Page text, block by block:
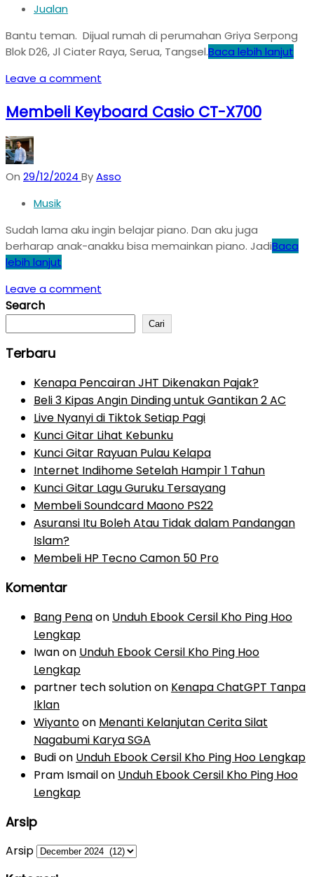
Jualan
Bantu teman. Dijual rumah di perumahan Griya Serpong
Blok D26, Jl Ciater Raya, Serua, Tangsel.Baca lebih lanjut
Leave a comment
Membeli Keyboard Casio CT-X700
On 29/12/2024 ByAsso
Musik
Sudah lama aku ingin belajar piano. Dan aku juga
berharap anak-anakku bisa memainkan piano. JadiBaca
lebih lanjut
Leave a comment
Search
Cari
Terbaru
Kenapa Pencairan JHT Dikenakan Pajak?
Beli 3 Kipas Angin Dinding untuk Gantikan 2 AC
Live Nyanyi di Tiktok Setiap Pagi
Kunci Gitar Lihat Kebunku
Kunci Gitar Rayuan Pulau Kelapa
Internet Indihome Setelah Hampir 1 Tahun
Kunci Gitar Lagu Guruku Tersayang
Membeli Soundcard Maono PS22
Asuransi Itu Boleh Atau Tidak dalam Pandangan
Islam?
Membeli HP Tecno Camon 50 Pro
Komentar
Bang Penaon Unduh Ebook Cersil Kho Ping Hoo
Lengkap
Iwanon Unduh Ebook Cersil Kho Ping Hoo
Lengkap
partner tech solutionon Kenapa ChatGPT Tanpa
Iklan
Wiyantoon Menanti Kelanjutan Cerita Silat
Nagabumi Karya SGA
Budion Unduh Ebook Cersil Kho Ping Hoo Lengkap
Pram Ismailon Unduh Ebook Cersil Kho Ping Hoo
Lengkap
Arsip
Arsip